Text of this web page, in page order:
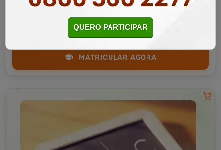
Curso Livre
CURSO ON-LINE
MATRICULAR AGORA
QUERO PARTICIPAR